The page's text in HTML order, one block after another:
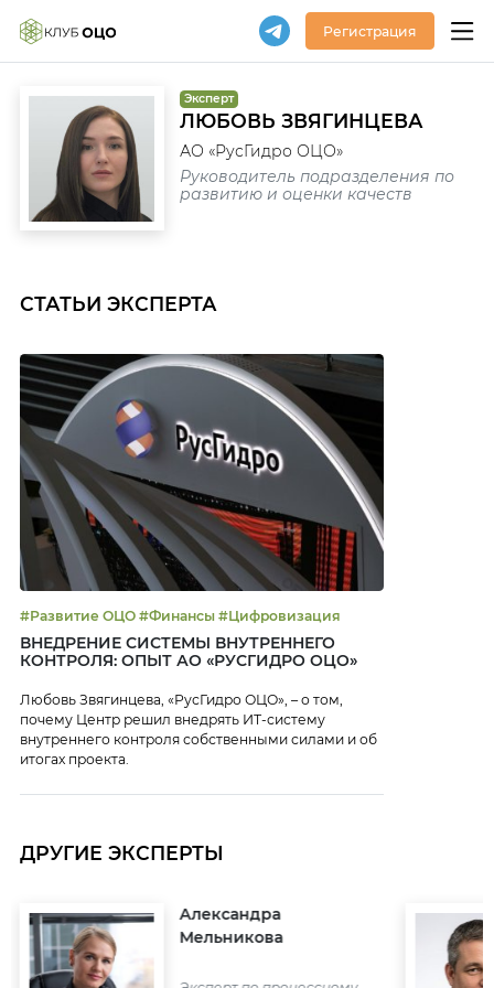
Регистрация
Эксперт
ЛЮБОВЬ ЗВЯГИНЦЕВА
АО «РусГидро ОЦО»
Руководитель подразделения по
развитию и оценки качеств
СТАТЬИ ЭКСПЕРТА
#Развитие ОЦО #Финансы #Цифровизация
ВНЕДРЕНИЕ СИСТЕМЫ ВНУТРЕННЕГО
КОНТРОЛЯ: ОПЫТ АО «РУСГИДРО ОЦО»
Любовь Звягинцева, «РусГидро ОЦО», – о том,
почему Центр решил внедрять ИТ-систему
внутреннего контроля собственными силами и об
итогах проекта.
ДРУГИЕ ЭКСПЕРТЫ
Александра
Мельникова